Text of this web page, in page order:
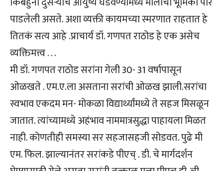
पाडलेली असते. अशा व्यक्ती कायमच्या स्मरणात राहतात हे
तितकं सत्य आहे .प्राचार्य डॉ. गणपत राठोड हे एक असेच
व्यक्तिमत्त्व . . .
मी डॉ. गणपत राठोड सरांना गेली 30- 31 वर्षापासून
ओळखते . एम.ए.ला असताना सरांची ओळख झाली.सरांचा
स्वभाव एकदम मन- मोकळा विद्यार्थ्यांमध्ये ते सहज मिसळून
जातात. त्यांच्यामध्ये अहंभाव नाममात्रसुद्धा पाहायला मिळत
नाही. कोणतीही समस्या सर सहजासह‌जी सोडवत. पुढे मी
एम. फिल. झाल्यानंतर सरांकडे पीएच् . डी. चे मार्गदर्शन